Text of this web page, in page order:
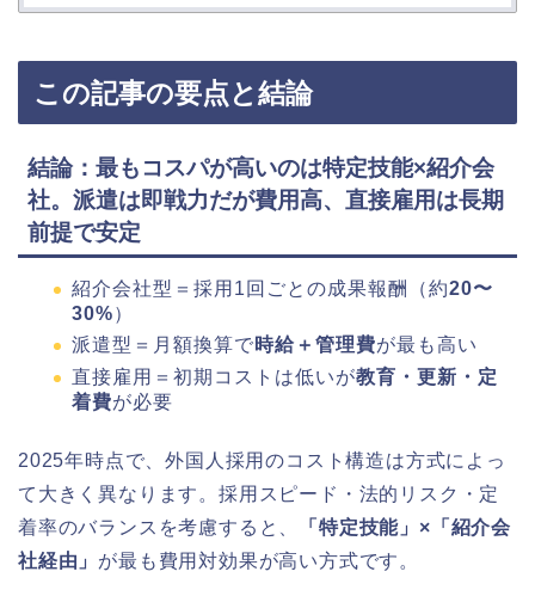
この記事の要点と結論
結論：最もコスパが高いのは特定技能×紹介会
社。派遣は即戦力だが費用高、直接雇用は長期
前提で安定
紹介会社型＝採用1回ごとの成果報酬（約20〜
30%）
派遣型＝月額換算で時給＋管理費が最も高い
直接雇用＝初期コストは低いが教育・更新・定
着費が必要
2025年時点で、外国人採用のコスト構造は方式によっ
て大きく異なります。採用スピード・法的リスク・定
着率のバランスを考慮すると、
「特定技能」×「紹介会
社経由」 が最も費用対効果が高い方式です。